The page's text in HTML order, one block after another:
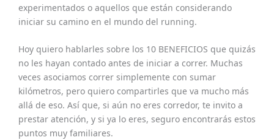
experimentados o aquellos que están considerando
iniciar su camino en el mundo del running.
Hoy quiero hablarles sobre los 10 BENEFICIOS que quizás
no les hayan contado antes de iniciar a correr. Muchas
veces asociamos correr simplemente con sumar
kilómetros, pero quiero compartirles que va mucho más
allá de eso. Así que, si aún no eres corredor, te invito a
prestar atención, y si ya lo eres, seguro encontrarás estos
puntos muy familiares.